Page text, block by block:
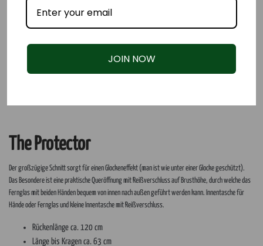
The Protector
Der großzügige Schnitt sorgt für einen Glockeneffekt (man ist wie unter einer Glocke geschützt).
Das Besondere ist eine praktische Queröffnung mit Reißverschluss auf Brusthöhe, durch welche das
Fernglas mit beiden Händen bequem von innen nach außen geführt werden kann. Innentasche für
Hände oder Fernglas und kleine Innentasche mit Reißverschluss.
Rückenlänge ca. 120 cm
Länge bis Kragen ca. 63 cm
JOIN NOW